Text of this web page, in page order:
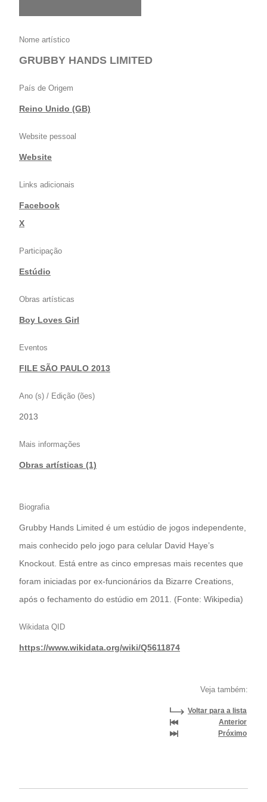
Nome artístico
GRUBBY HANDS LIMITED
País de Origem
Reino Unido (GB)
Website pessoal
Website
Links adicionais
Facebook
|X
Participação
Estúdio
Obras artísticas
Boy Loves Girl
Eventos
FILE SÃO PAULO 2013
Ano (s) / Edição (ões)
2013
Mais informações
Obras artísticas (1)
Biografia
Grubby Hands Limited é um estúdio de jogos independente,
mais conhecido pelo jogo para celular David Haye’s
Knockout. Está entre as cinco empresas mais recentes que
foram iniciadas por ex-funcionários da Bizarre Creations,
após o fechamento do estúdio em 2011. (Fonte: Wikipedia)
Wikidata QID
https://www.wikidata.org/wiki/Q5611874
Veja também:
Voltar para a lista
Anterior
Próximo